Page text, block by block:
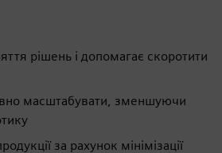
рішень і допомагає скоротити
масштабувати, зменшуючи
за рахунок мінімізації